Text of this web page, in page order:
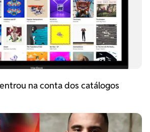
na conta dos catálogos